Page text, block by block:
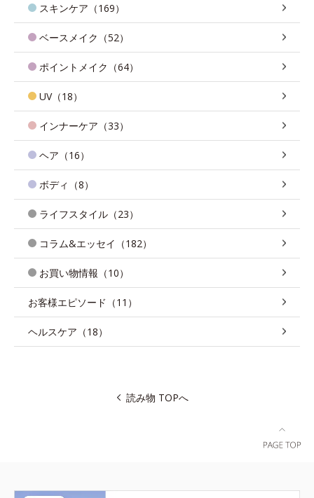
スキンケア（169）
ベースメイク（52）
ポイントメイク（64）
UV（18）
インナーケア（33）
ヘア（16）
ボディ（8）
ライフスタイル（23）
コラム&エッセイ（182）
お買い物情報（10）
お客様エピソード（11）
ヘルスケア（18）
読み物 TOPへ